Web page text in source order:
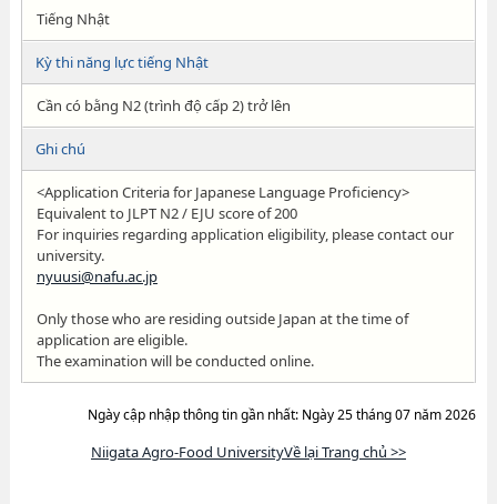
Tiếng Nhật
Kỳ thi năng lực tiếng Nhật
Cần có bằng N2 (trình độ cấp 2) trở lên
Ghi chú
<Application Criteria for Japanese Language Proficiency>
Equivalent to JLPT N2 / EJU score of 200
For inquiries regarding application eligibility, please contact our
university.
nyuusi@nafu.ac.jp
Only those who are residing outside Japan at the time of
application are eligible.
The examination will be conducted online.
Ngày cập nhập thông tin gần nhất: Ngày 25 tháng 07 năm 2026
Niigata Agro-Food UniversityVề lại Trang chủ >>